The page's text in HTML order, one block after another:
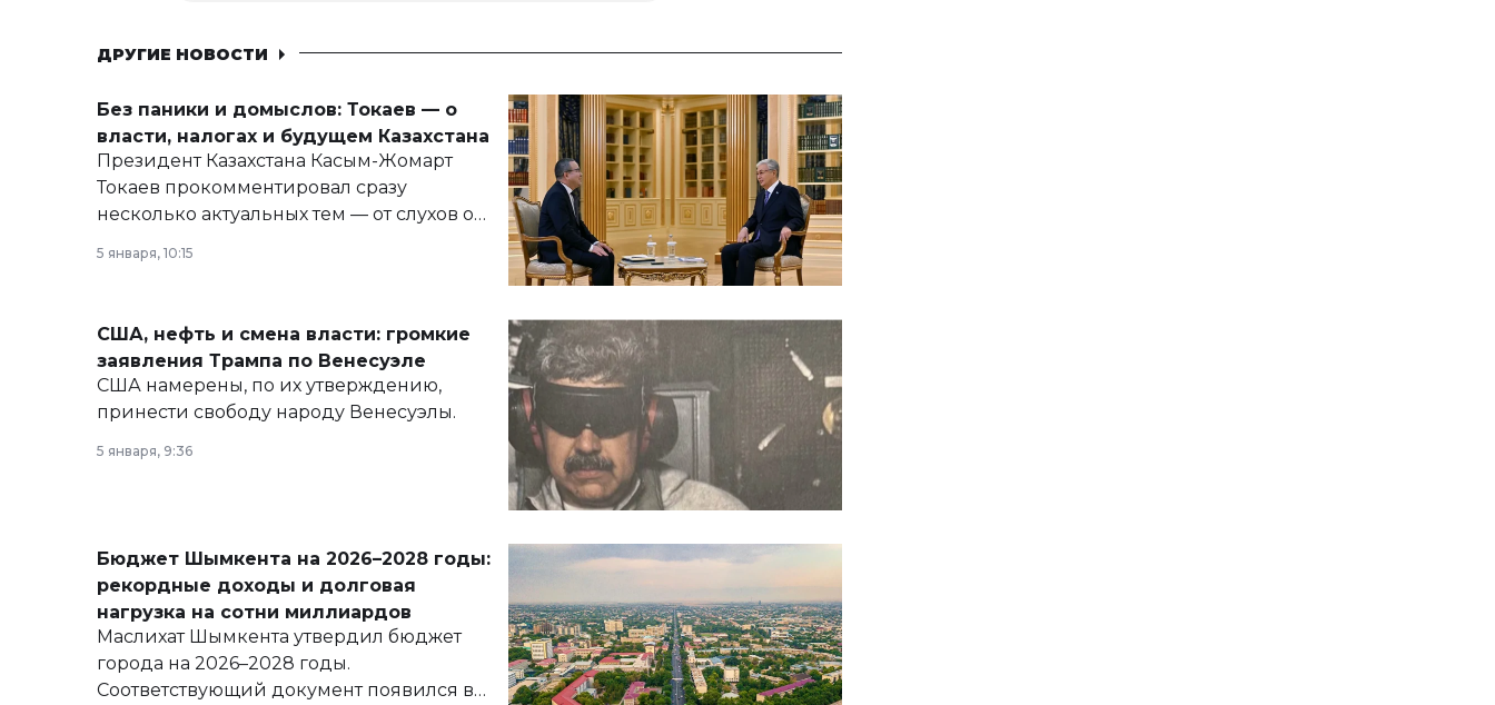
ДРУГИЕ НОВОСТИ
Без паники и домыслов: Токаев — о
власти, налогах и будущем Казахстана
Президент Казахстана Касым-Жомарт
Токаев прокомментировал сразу
несколько актуальных тем — от слухов о
армии, экономики и личного здоровья.
5 января, 10:15
США, нефть и смена власти: громкие
заявления Трампа по Венесуэле
США намерены, по их утверждению,
принести свободу народу Венесуэлы.
5 января, 9:36
Бюджет Шымкента на 2026–2028 годы:
рекордные доходы и долговая
нагрузка на сотни миллиардов
Маслихат Шымкента утвердил бюджет
города на 2026–2028 годы.
Соответствующий документ появился в